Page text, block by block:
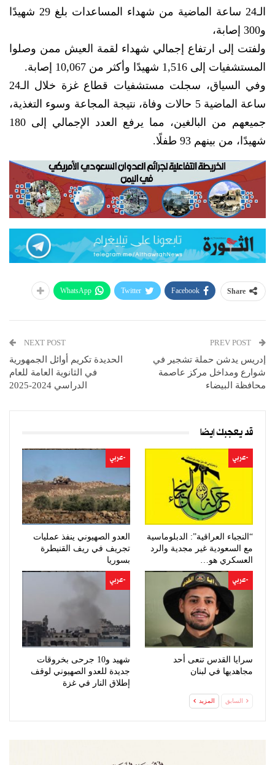
الـ24 ساعة الماضية من شهداء المساعدات بلغ 29 شهيدًا
و300 إصابة،
ولفتت إلى ارتفاع إجمالي شهداء لقمة العيش ممن وصلوا
المستشفيات إلى 1,516 شهيدًا وأكثر من 10,067 إصابة.
وفي السياق، سجلت مستشفيات قطاع غزة خلال الـ24
ساعة الماضية 5 حالات وفاة، نتيجة المجاعة وسوء التغذية،
جميعهم من البالغين، مما يرفع العدد الإجمالي إلى 180
شهيدًا، من بينهم 93 طفلًا.
Share
Facebook
Twitter
WhatsApp
إدريس يدشن حملة تشجير في
شوارع ومداخل مركز عاصمة
محافظة البيضاء
NEXT POST
الحديدة تكريم أوائل الجمهورية
في الثانوية العامة للعام
الدراسي 2024-2025
قد يعجبك ايضا
-عربي
“النجباء العراقية”: الدبلوماسية
مع السعودية غير مجدية والرد
العسكري هو…
-عربي
العدو الصهيوني ينفذ عمليات
تجريف في ريف القنيطرة
بسوريا
-عربي
سرايا القدس تنعى أحد
مجاهديها في لبنان
-عربي
شهيد و10 جرحى بخروقات
جديدة للعدو الصهيوني لوقف
إطلاق النار في غزة
السابق المزيد